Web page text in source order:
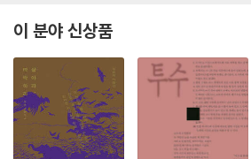
이 분야 신상품